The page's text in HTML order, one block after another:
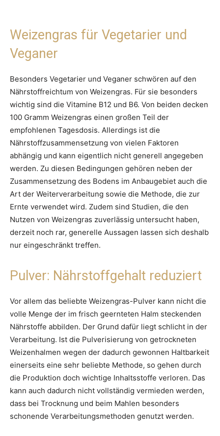
Weizengras für Vegetarier und
Veganer
Besonders Vegetarier und Veganer schwören auf den
Nährstoffreichtum von Weizengras. Für sie besonders
wichtig sind die Vitamine B12 und B6. Von beiden decken
100 Gramm Weizengras einen großen Teil der
empfohlenen Tagesdosis. Allerdings ist die
Nährstoffzusammensetzung von vielen Faktoren
abhängig und kann eigentlich nicht generell angegeben
werden. Zu diesen Bedingungen gehören neben der
Zusammensetzung des Bodens im Anbaugebiet auch die
Art der Weiterverarbeitung sowie die Methode, die zur
Ernte verwendet wird. Zudem sind Studien, die den
Nutzen von Weizengras zuverlässig untersucht haben,
derzeit noch rar, generelle Aussagen lassen sich deshalb
nur eingeschränkt treffen.
Pulver: Nährstoffgehalt reduziert
Vor allem das beliebte Weizengras-Pulver kann nicht die
volle Menge der im frisch geernteten Halm steckenden
Nährstoffe abbilden. Der Grund dafür liegt schlicht in der
Verarbeitung. Ist die Pulverisierung von getrockneten
Weizenhalmen wegen der dadurch gewonnen Haltbarkeit
einerseits eine sehr beliebte Methode, so gehen durch
die Produktion doch wichtige Inhaltsstoffe verloren. Das
kann auch dadurch nicht vollständig vermieden werden,
dass bei Trocknung und beim Mahlen besonders
schonende Verarbeitungsmethoden genutzt werden.